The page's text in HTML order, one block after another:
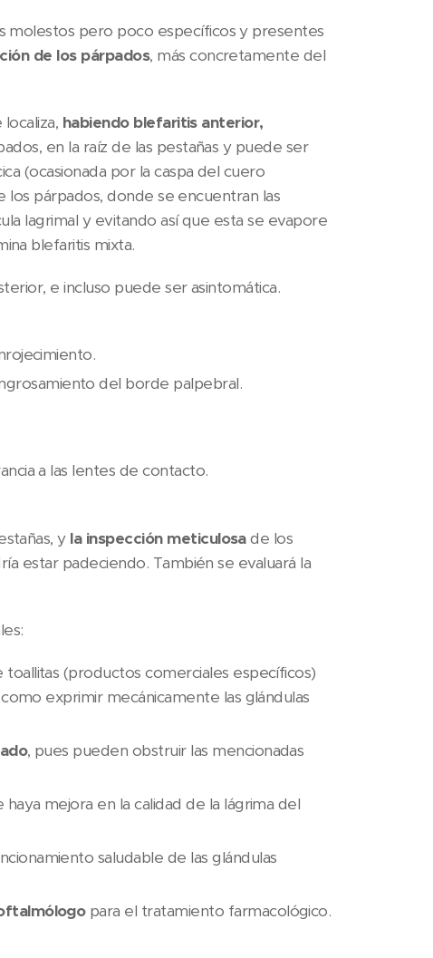
molestos pero poco específicos y presentes
de los párpados, más concretamente del
habiendo blefaritis anterior,
en la raíz de las pestañas y puede ser
(ocasionada por la caspa del cuero
párpados, donde se encuentran las
lagrimal y evitando así que esta se evapore
blefaritis mixta.
e incluso puede ser asintomática.
del borde palpebral.
a las lentes de contacto.
y la inspección meticulosade los
estar padeciendo. También se evaluará la
toallitas (productos comerciales específicos)
exprimir mecánicamente las glándulas
, pues pueden obstruir las mencionadas
mejora en la calidad de la lágrima del
saludable de las glándulas
para el tratamiento farmacológico.